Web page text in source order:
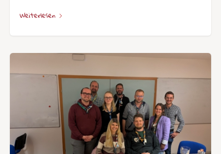
Weiterlesen